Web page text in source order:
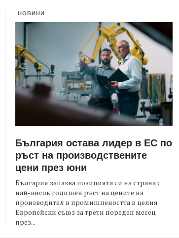
НОВИНИ
България остава лидер в ЕС по
ръст на производствените
цени през юни
България запазва позицията си на страна с
най-висок годишен ръст на цените на
производител в промишлеността в целия
Европейски съюз за трети пореден месец
през...